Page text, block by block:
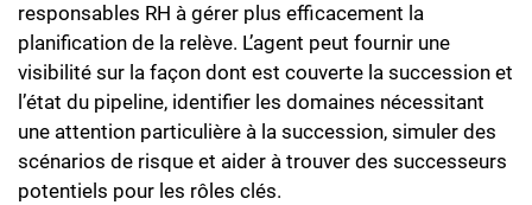
responsables RH à gérer plus efficacement la
planification de la relève. L’agent peut fournir une
visibilité sur la façon dont est couverte la succession et
l’état du pipeline, identifier les domaines nécessitant
une attention particulière à la succession, simuler des
scénarios de risque et aider à trouver des successeurs
potentiels pour les rôles clés.